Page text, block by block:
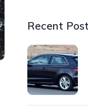
Recent